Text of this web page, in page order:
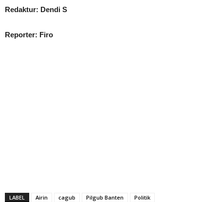
Redaktur: Dendi S
Reporter: Firo
LABEL Airin cagub Pilgub Banten Politik